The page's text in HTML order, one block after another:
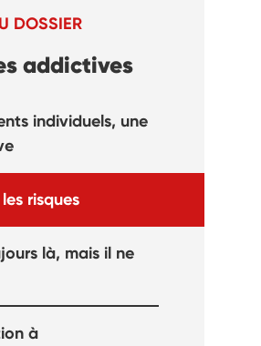
DOSSIER
addictives
individuels, une
risques
là, mais il ne
à